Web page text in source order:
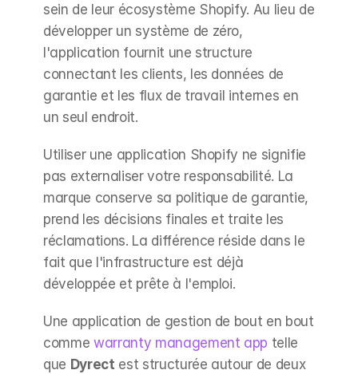
sein de leur écosystème Shopify. Au lieu de
développer un système de zéro,
l'application fournit une structure
connectant les clients, les données de
garantie et les flux de travail internes en
un seul endroit.
Utiliser une application Shopify ne signifie
pas externaliser votre responsabilité. La
marque conserve sa politique de garantie,
prend les décisions finales et traite les
réclamations. La différence réside dans le
fait que l'infrastructure est déjà
développée et prête à l'emploi.
Une application de gestion de bout en bout
comme warranty management app telle
que Dyrect est structurée autour de deux